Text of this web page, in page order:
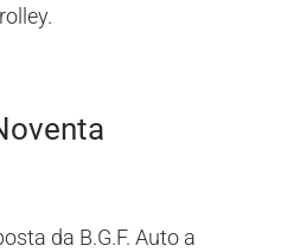
da B.G.F. Auto a